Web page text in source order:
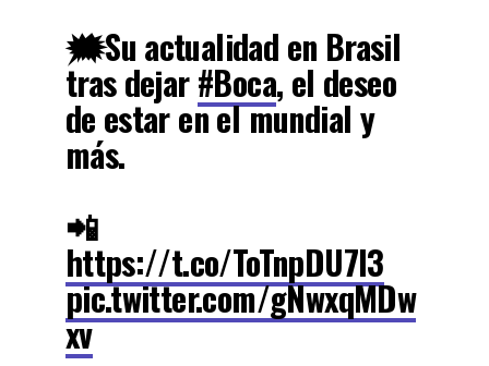
🗯️Su actualidad en Brasil
tras dejar#Boca, el deseo
de estar en el mundial y
más.
📲
https://t.co/ToTnpDU7l3
pic.twitter.com/gNwxqMDw
xv